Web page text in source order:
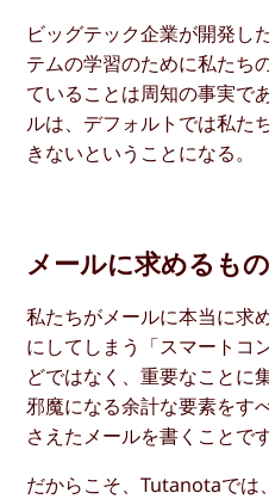
ビッグテック企業が開発し
テムの学習のために私たち
ていることは周知の事実で
ルは、デフォルトでは私た
きないということになる。
メールに求めるもの
私たちがメールに本当に求
にしてしまう「スマートコ
どではなく、重要なことに
邪魔になる余計な要素をす
さえたメールを書くことです
だからこそ、Tutanotaでは